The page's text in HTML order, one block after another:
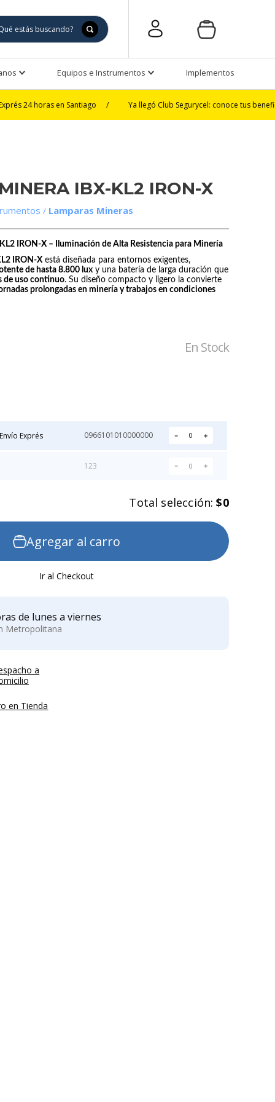
Equipos e Instrumentos Implementos de
en Santiago / Ya llegó Club Segurycel: conoce tus beneficios /
IBX-KL2 IRON-X
Lamparas Mineras
IRON-X – Iluminación de Alta Resistencia para Minería
IRON-X está diseñada para entornos exigentes,
de hasta 8.800 lux y una batería de larga duración que
de uso continuo. Su diseño compacto y ligero la convierte
prolongadas en minería y trabajos en condiciones
En Stock
Envío Exprés 0966101010000000 ＋
－
123 ＋
－
Total selección: $0
Agregar al carro
Ir al Checkout
de lunes a viernes
Metropolitana
a
en Tienda